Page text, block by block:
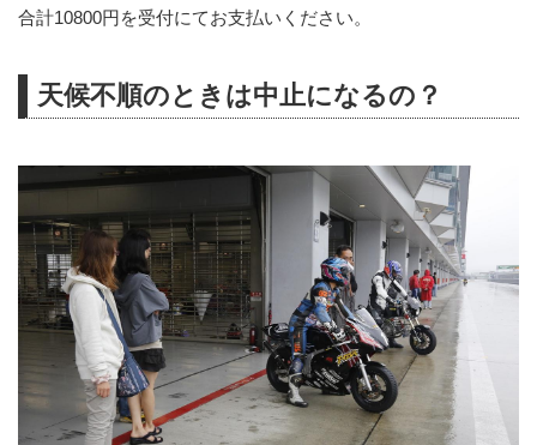
合計10800円を受付にてお支払いください。
天候不順のときは中止になるの？